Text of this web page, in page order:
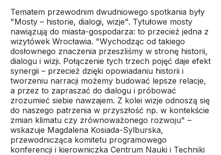
Tematem przewodnim dwudniowego spotkania były
"Mosty – historie, dialogi, wizje". Tytułowe mosty
nawiązują do miasta-gospodarza: to przecież jedna z
wizytówek Wrocławia. "Wychodząc od takiego
dosłownego znaczenia przeszliśmy w stronę historii,
dialogu i wizji. Połączenie tych trzech pojęć daje efekt
synergii – przecież dzięki opowiadaniu historii i
tworzeniu narracji możemy budować lepsze relacje,
a przez to zapraszać do dialogu i próbować
zrozumieć siebie nawzajem. Z kolei wizje odnoszą się
do naszego patrzenia w przyszłość np. w kontekście
zmian klimatu czy zrównoważonego rozwoju" –
wskazuje Magdalena Kosiada-Sylburska,
przewodnicząca komitetu programowego
konferencji i kierowniczka Centrum Nauki i Techniki